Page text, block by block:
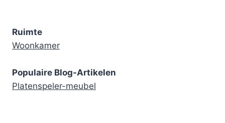
Ruimte
Woonkamer
Populaire Blog-Artikelen
Platenspeler-meubel